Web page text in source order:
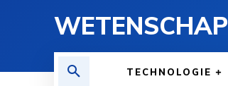
WETENSCHAP
TECHNOLOGIE